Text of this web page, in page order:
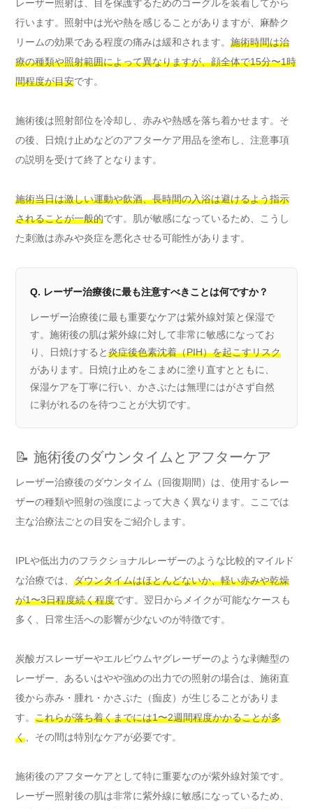
レーザー照射は、目を保護するためのゴーグルを装着してから
行います。照射中は光や熱を感じることがありますが、麻酔ク
リームの効果である程度の痛みは緩和されます。 施術時間は治
療の種類や照射範囲によって異なりますが、顔全体で15分〜1時
間程度が目安です。
施術後は照射部位を冷却し、赤みや熱感を落ち着かせます。そ
の後、日焼け止めなどのアフターケア用品を塗布し、注意事項
の説明を受けて終了となります。
施術当日は激しい運動や飲酒、長時間の入浴は避けるよう指示
されることが一般的です。肌が敏感になっているため、こうし
た刺激は赤みや炎症を悪化させる可能性があります。
Q. レーザー治療後に最も注意すべきことは何ですか？
レーザー治療後に最も重要なケアは紫外線対策と保湿で
す。施術後の肌は紫外線に対して非常に敏感になってお
り、日焼けすると炎症後色素沈着（PIH）を起こすリスク
があります。日焼け止めをこまめに塗り直すとともに、
保湿ケアを丁寧に行い、かさぶたは無理にはがさず自然
に剥がれるのを待つことが大切です。
📝 施術後のダウンタイムとアフターケア
レーザー治療後のダウンタイム（回復期間）は、使用するレー
ザーの種類や照射の強度によって大きく異なります。ここでは
主な治療法ごとの目安をご紹介します。
IPLや低出力のフラクショナルレーザーのような比較的マイルド
な治療では、 ダウンタイムはほとんどないか、軽い赤みや乾燥
が1〜3日程度続く程度です。翌日からメイクが可能なケースも
多く、日常生活への影響が少ないのが特徴です。
炭酸ガスレーザーやエルビウムヤグレーザーのような剥離型の
レーザー、あるいはやや強めの出力での照射の場合は、施術直
後から赤み・腫れ・かさぶた（痂皮）が生じることがありま
す。 これらが落ち着くまでには1〜2週間程度かかることが多
く、その間は特別なケアが必要です。
施術後のアフターケアとして特に重要なのが紫外線対策です。
レーザー照射後の肌は非常に紫外線に敏感になっているため、